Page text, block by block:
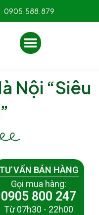
0905.588.879
Menu
Nội “Siêu
TƯ VẤN BÁN HÀNG
Gọi mua hàng:
0905 800 247
Từ 07h30 - 22h00